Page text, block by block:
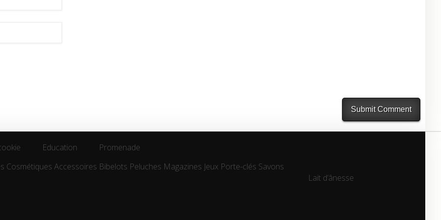
Education Promenade
Cosmétiques Accessoires Bibelots Peluches Magazines Jeux Porte-clés Savons
Lait d’ânesse